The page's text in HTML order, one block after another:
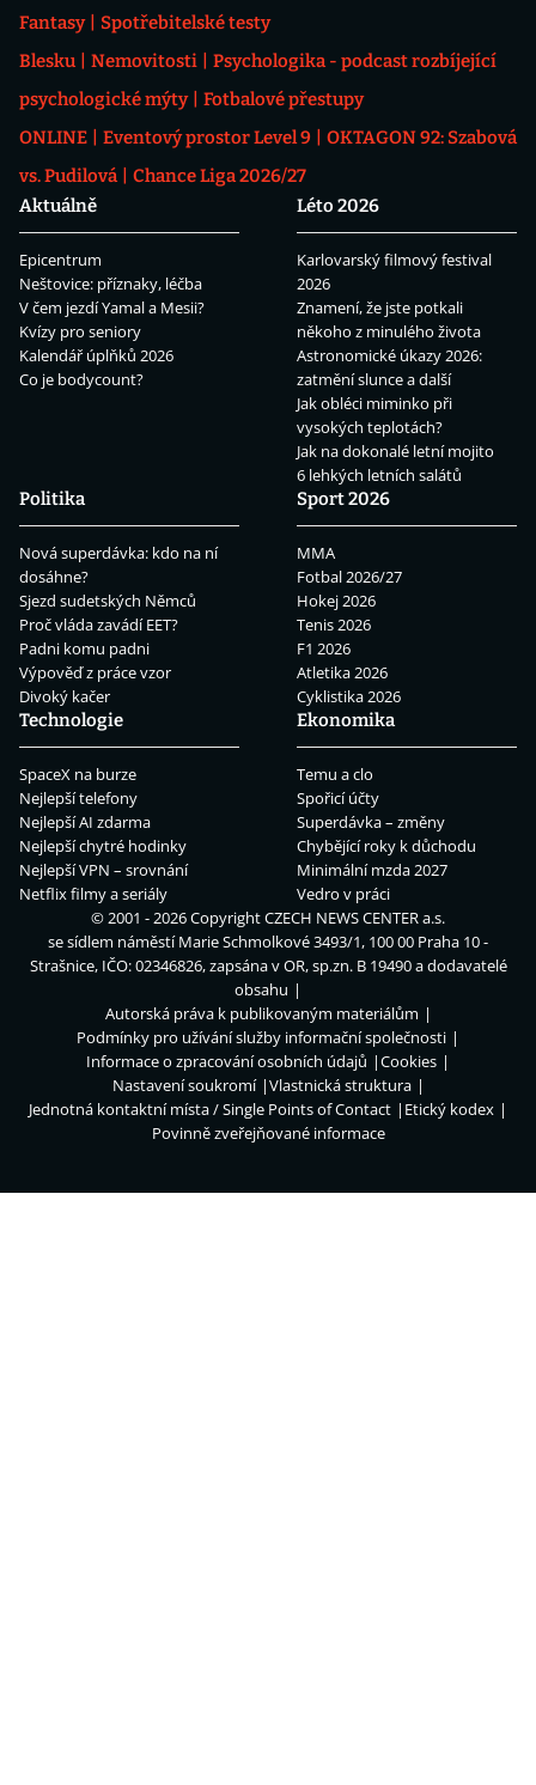
Fantasy
Spotřebitelské testy
Blesku
Nemovitosti
Psychologika - podcast rozbíjející
psychologické mýty
Fotbalové přestupy
ONLINE
Eventový prostor Level 9
OKTAGON 92: Szabová
vs. Pudilová
Chance Liga 2026/27
Aktuálně
Epicentrum
Neštovice: příznaky, léčba
V čem jezdí Yamal a Mesii?
Kvízy pro seniory
Kalendář úplňků 2026
Co je bodycount?
Léto 2026
Karlovarský filmový festival
2026
Znamení, že jste potkali
někoho z minulého života
Astronomické úkazy 2026:
zatmění slunce a další
Jak obléci miminko při
vysokých teplotách?
Jak na dokonalé letní mojito
6 lehkých letních salátů
Politika
Nová superdávka: kdo na ní
dosáhne?
Sjezd sudetských Němců
Proč vláda zavádí EET?
Padni komu padni
Výpověď z práce vzor
Divoký kačer
Sport 2026
MMA
Fotbal 2026/27
Hokej 2026
Tenis 2026
F1 2026
Atletika 2026
Cyklistika 2026
Technologie
SpaceX na burze
Nejlepší telefony
Nejlepší AI zdarma
Nejlepší chytré hodinky
Nejlepší VPN – srovnání
Netflix filmy a seriály
Ekonomika
Temu a clo
Spořicí účty
Superdávka – změny
Chybějící roky k důchodu
Minimální mzda 2027
Vedro v práci
© 2001 - 2026 CopyrightCZECH NEWS CENTER a.s.
se sídlem náměstí Marie Schmolkové 3493/1, 100 00 Praha 10 -
Strašnice, IČO: 02346826, zapsána v OR, sp.zn. B 19490 a dodavatelé
obsahu
Autorská práva k publikovaným materiálům
Podmínky pro užívání služby informační společnosti
Informace o zpracování osobních údajů
Cookies
Nastavení soukromí
Vlastnická struktura
Jednotná kontaktní místa / Single Points of Contact
Etický kodex
Povinně zveřejňované informace